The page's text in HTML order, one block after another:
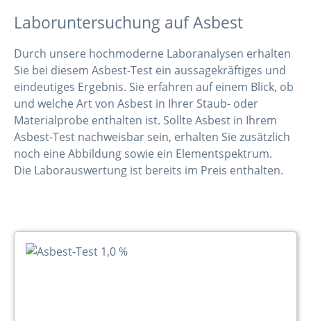
Laboruntersuchung auf Asbest
Durch unsere hochmoderne Laboranalysen erhalten
Sie bei diesem Asbest-Test ein aussagekräftiges und
eindeutiges Ergebnis. Sie erfahren auf einem Blick, ob
und welche Art von Asbest in Ihrer Staub- oder
Materialprobe enthalten ist. Sollte Asbest in Ihrem
Asbest-Test nachweisbar sein, erhalten Sie zusätzlich
noch eine Abbildung sowie ein Elementspektrum.
Die Laborauswertung ist bereits im Preis enthalten.